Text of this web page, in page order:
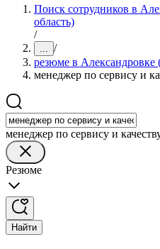
Поиск сотрудников в
область)
/
... /
резюме в Александровке
менеджер по сервису и
менеджер по сервису и
Резюме
Найти